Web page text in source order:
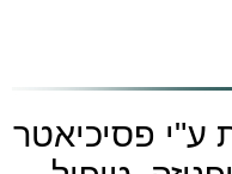
ע"י פסיכיאטר